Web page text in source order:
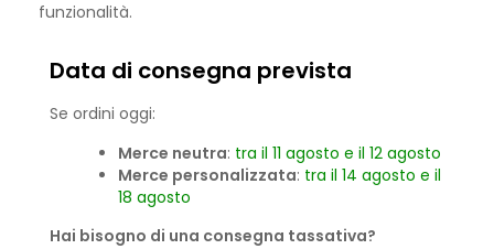
funzionalità.
Data di consegna prevista
Se ordini oggi:
Merce neutra: tra il 11 agosto e il 12 agosto
Merce personalizzata: tra il 14 agosto e il
18 agosto
Hai bisogno di una consegna tassativa?